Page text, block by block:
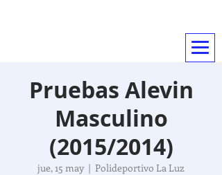
... mas que un deporte
Pruebas Alevin
Masculino
(2015/2014)
jue, 15 may
  |
Polideportivo La Luz